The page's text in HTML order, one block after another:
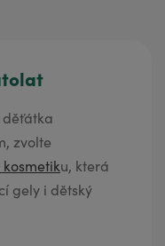
děťátka
zvolte
u, která
gely i dětský